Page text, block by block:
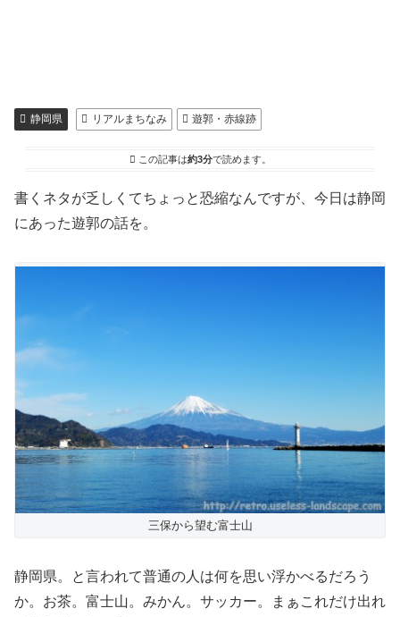
静岡県 リアルまちなみ 遊郭・赤線跡
この記事は約3分で読めます。
書くネタが乏しくてちょっと恐縮なんですが、今日は静岡
にあった遊郭の話を。
三保から望む富士山
静岡県。と言われて普通の人は何を思い浮かべるだろう
か。お茶。富士山。みかん。サッカー。まぁこれだけ出れ